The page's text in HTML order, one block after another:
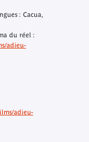
: Cacua,
du réel :
adieu-
adieu-